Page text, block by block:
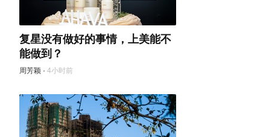
复星没有做好的事情，上美能不
能做到？
周芳颖 · 4小时前